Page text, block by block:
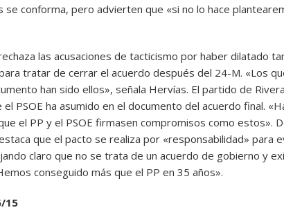
se conforma, pero advierten que «si no lo hace
las acusaciones de tacticismo por haber dilatado
tratar de cerrar el acuerdo después del 24-M. «Los
han sido ellos», señala Hervías. El partido de
PSOE ha asumido en el documento del acuerdo final.
el PP y el PSOE firmasen compromisos como estos».
que el pacto se realiza por «responsabilidad» para
claro que no se trata de un acuerdo de gobierno y
conseguido más que el PP en 35 años».
15